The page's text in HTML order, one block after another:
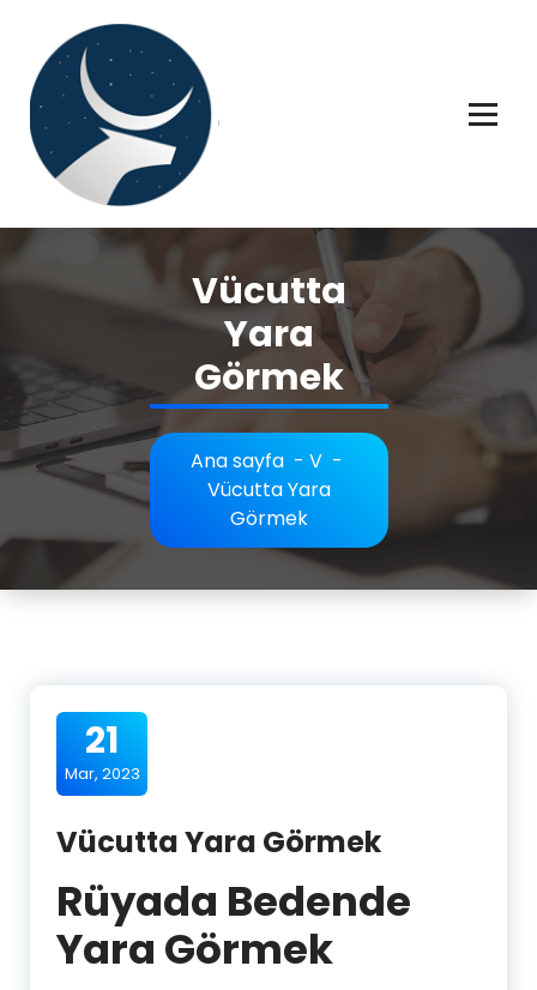
Vücutta
Yara
Görmek
Ana sayfa- V-
Vücutta Yara
Görmek
21
Mar, 2023
Vücutta Yara Görmek
Rüyada Bedende
Yara Görmek